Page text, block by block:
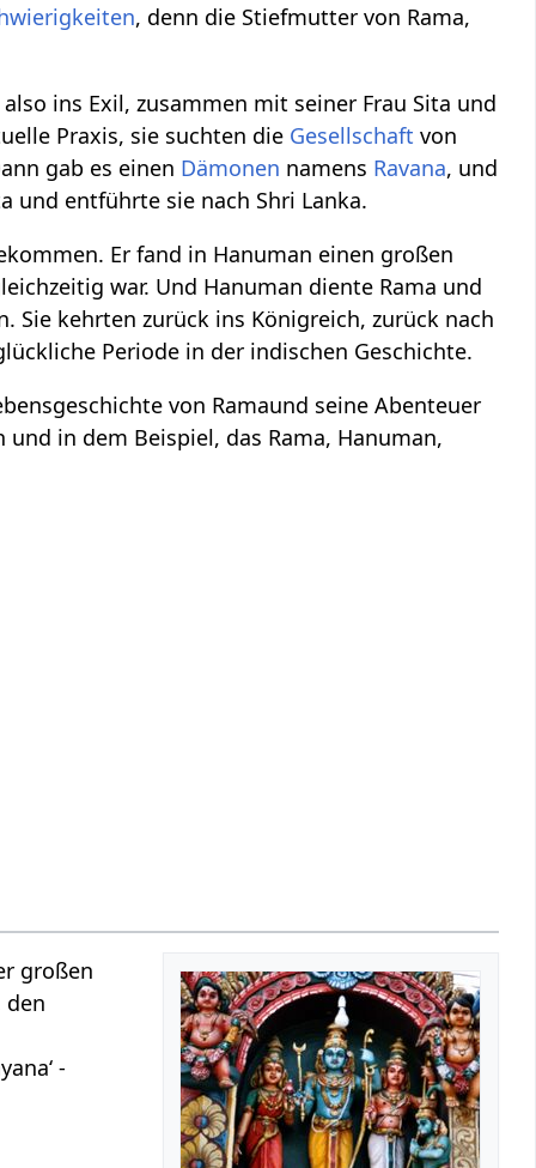
, denn die Stiefmutter von Rama,
ins Exil, zusammen mit seiner Frau Sita und
Praxis, sie suchten die Gesellschaft von
gab es einen Dämonen namens Ravana, und
und entführte sie nach Shri Lanka.
Er fand in Hanuman einen großen
war. Und Hanuman diente Rama und
Sie kehrten zurück ins Königreich, zurück nach
Periode in der indischen Geschichte.
von Ramaund seine Abenteuer
in dem Beispiel, das Rama, Hanuman,
großen
den
-